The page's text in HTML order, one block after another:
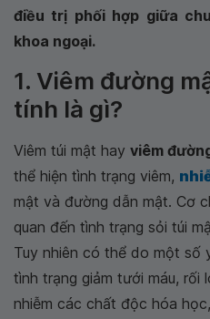
điều trị phối hợp giữa
khoa ngoại.
1. Viêm đường
tính là gì?
Viêm túi mật hay viêm
thể hiện tình trạng viêm,
mật và đường dẫn mật. Cơ
quan đến tình trạng sỏi túi
Tuy nhiên có thể do một số
tình trạng giảm tưới máu, rối
nhiễm các chất độc hóa